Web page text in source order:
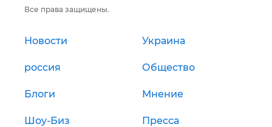
Все права защищены.
Новости Украина
россия Общество
Блоги Мнение
Шоу-Биз Пресса